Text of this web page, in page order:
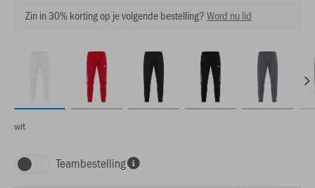
Zin in 30% korting op je volgende bestelling?Word nu lid
wit
Teambestelling